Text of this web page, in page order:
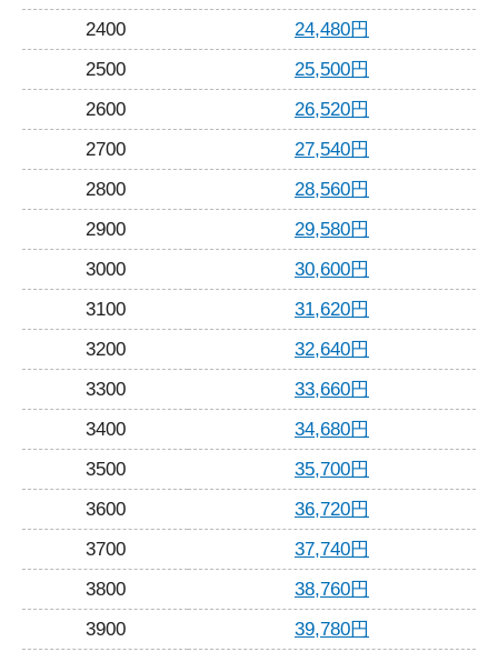
2400
24,480円
2500
25,500円
2600
26,520円
2700
27,540円
2800
28,560円
2900
29,580円
3000
30,600円
3100
31,620円
3200
32,640円
3300
33,660円
3400
34,680円
3500
35,700円
3600
36,720円
3700
37,740円
3800
38,760円
3900
39,780円